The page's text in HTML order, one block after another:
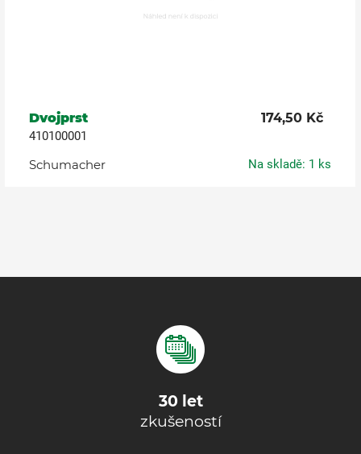
Dvojprst 174,50 Kč
410100001
Schumacher Na skladě: 1 ks
30 let
zkušeností